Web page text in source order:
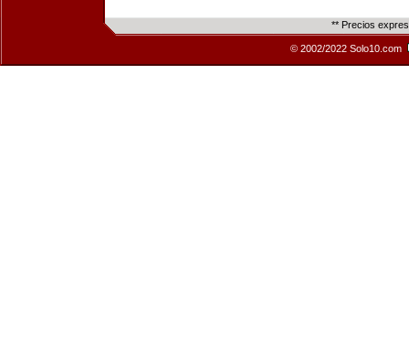
** Precios
© 2002/2022 Solo10.com